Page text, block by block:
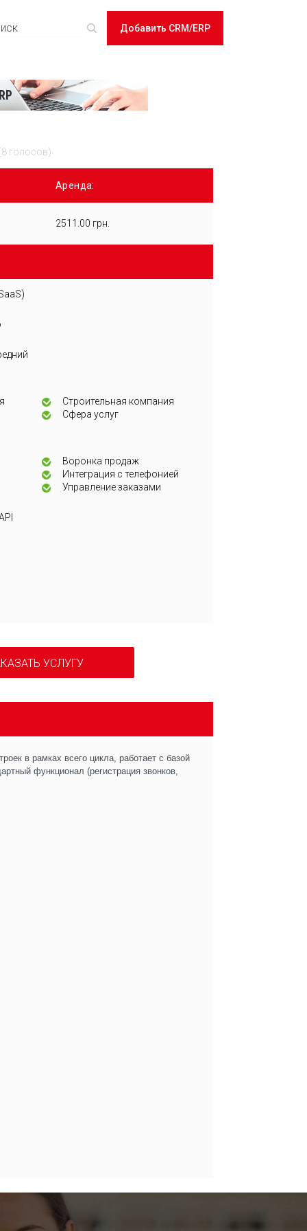
Добавить CRM/ERP
голосов)
Аренда:
2511.00 грн.
Строительная компания
Сфера услуг
Воронка продаж
Интеграция с телефонией
Управление заказами
УСЛУГУ
в рамках всего цикла, работает с базой
функционал (регистрация звонков,